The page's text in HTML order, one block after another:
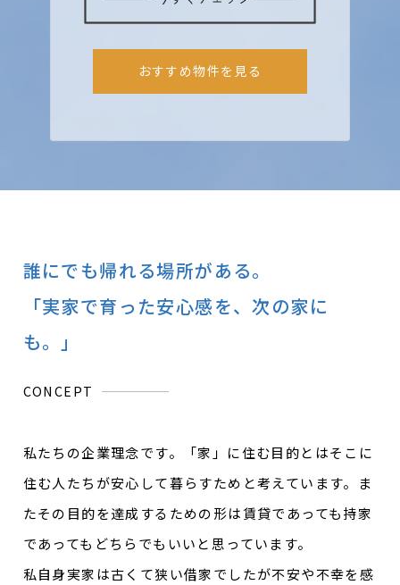
おすすめ物件を見る
誰にでも帰れる場所がある。
「実家で育った安心感を、次の家に
も。」
CONCEPT
私たちの企業理念です。「家」に住む目的とはそこに
住む人たちが安心して暮らすためと考えています。ま
たその目的を達成するための形は賃貸であっても持家
であってもどちらでもいいと思っています。
私自身実家は古くて狭い借家でしたが不安や不幸を感